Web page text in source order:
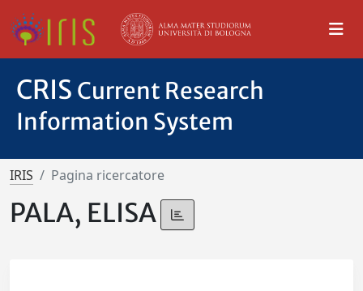
CRIS Current Research
Information System
IRIS Pagina ricercatore
PALA, ELISA